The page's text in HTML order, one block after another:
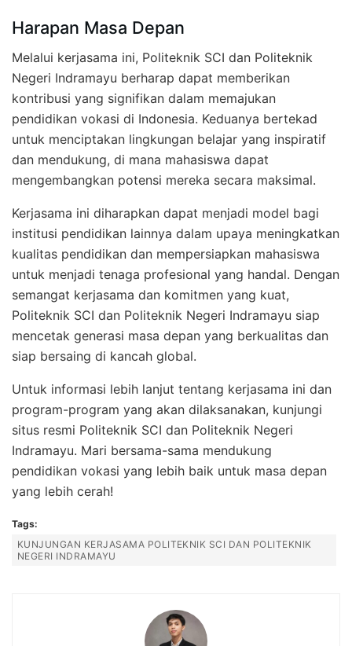
Harapan Masa Depan
Melalui kerjasama ini, Politeknik SCI dan Politeknik
Negeri Indramayu berharap dapat memberikan
kontribusi yang signifikan dalam memajukan
pendidikan vokasi di Indonesia. Keduanya bertekad
untuk menciptakan lingkungan belajar yang inspiratif
dan mendukung, di mana mahasiswa dapat
mengembangkan potensi mereka secara maksimal.
Kerjasama ini diharapkan dapat menjadi model bagi
institusi pendidikan lainnya dalam upaya meningkatkan
kualitas pendidikan dan mempersiapkan mahasiswa
untuk menjadi tenaga profesional yang handal. Dengan
semangat kerjasama dan komitmen yang kuat,
Politeknik SCI dan Politeknik Negeri Indramayu siap
mencetak generasi masa depan yang berkualitas dan
siap bersaing di kancah global.
Untuk informasi lebih lanjut tentang kerjasama ini dan
program-program yang akan dilaksanakan, kunjungi
situs resmi Politeknik SCI dan Politeknik Negeri
Indramayu. Mari bersama-sama mendukung
pendidikan vokasi yang lebih baik untuk masa depan
yang lebih cerah!
Tags:
KUNJUNGAN KERJASAMA POLITEKNIK SCI DAN POLITEKNIK
NEGERI INDRAMAYU